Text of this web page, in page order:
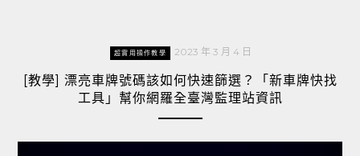
超實用操作教學 2023 年 3 月 4 日
[教學] 漂亮車牌號碼該如何快速篩選？「新車牌快找
工具」幫你網羅全臺灣監理站資訊